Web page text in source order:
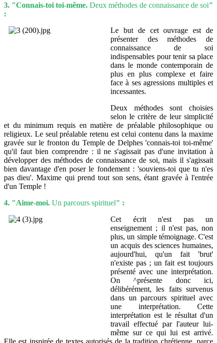
3. "Connais-toi toi-même. Deux méthodes de connaissance de soi"
:
Le but de cet ouvrage est de
présenter des méthodes de
connaissance de soi
indispensables pour tenir sa place
dans le monde contemporain de
plus en plus complexe et faire
face à ses agressions multiples et
incessantes.
Deux méthodes sont choisies
selon le critère de leur simplicité
et du minimum requis en matière de préalable philosophique ou
religieux. Le seul préalable retenu est celui contenu dans la maxime
gravée sur le fronton du Temple de Delphes 'connais-toi toi-même'
qu'il faut bien comprendre : il ne s'agissait pas d'une invitation à
développer des méthodes de connaissance de soi, mais il s'agissait
bien davantage d'en poser le fondement : 'souviens-toi que tu n'es
pas dieu'. Maxime qui prend tout son sens, étant gravée à l'entrée
d'un Temple !
4. "Aime-moi. Un parcours spirituel" :
Cet écrit n'est pas un
enseignement ; il n'est pas, non
plus, un simple témoignage. C'est
un acquis des sciences humaines,
aujourd'hui, qu'un fait 'brut'
n'existe pas ; un fait est toujours
présenté avec une interprétation.
On ^présente donc ici,
délibérément, les faits survenus
dans un parcours spirituel avec
une interprétation. Cette
interprétation est le résultat d'un
travail effectué par l'auteur lui-
même sur ce qui lui est arrivé.
Elle est inspirée de textes autorisés de la tradition chrétienne, parce